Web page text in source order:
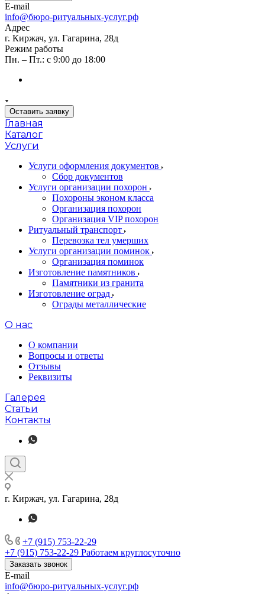
E-mail
info@бюро-ритуальных-услуг.рф
Адрес
г. Киржач, ул. Гагарина, 28д
Режим работы
Пн. – Пт.: с 9:00 до 18:00
Оставить заявку
Главная
Каталог
Услуги
Услуги оформления документов
Сбор документов
Услуги организации похорон
Похороны эконом класса
Организация похорон
Организация VIP похорон
Ритуальный транспорт
Перевозка тел умерших
Услуги организации поминок
Организация поминок
Изготовление памятников
Памятники из гранита
Изготовление оград
Ограды металлические
О нас
О компании
Вопросы и ответы
Отзывы
Реквизиты
Галерея
Статьи
Контакты
г. Киржач, ул. Гагарина, 28д
+7 (915) 753-22-29
+7 (915) 753-22-29 Работаем круглосуточно
Заказать звонок
E-mail
info@бюро-ритуальных-услуг.рф